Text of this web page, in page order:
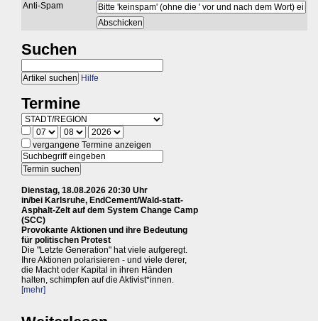
Anti-Spam
Suchen
Hilfe
Termine
vergangene Termine anzeigen
Dienstag, 18.08.2026 20:30 Uhr
in/bei Karlsruhe, EndCement/Wald-statt-
Asphalt-Zelt auf dem System Change Camp
(SCC)
Provokante Aktionen und ihre Bedeutung
für politischen Protest
Die "Letzte Generation" hat viele aufgeregt.
Ihre Aktionen polarisieren - und viele derer,
die Macht oder Kapital in ihren Händen
halten, schimpfen auf die Aktivist*innen.
[mehr]